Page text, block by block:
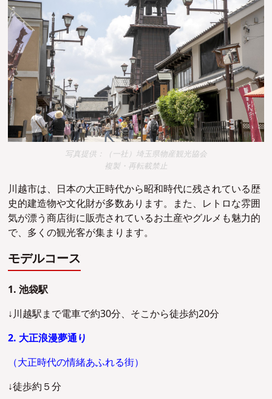
写真提供：（一社）埼玉県物産観光協会
複製・再転載禁止
川越市は、日本の大正時代から昭和時代に残されている歴
史的建造物や文化財が多数あります。また、レトロな雰囲
気が漂う商店街に販売されているお土産やグルメも魅力的
で、多くの観光客が集まります。
モデルコース
1. 池袋駅
↓川越駅まで電車で約30分、そこから徒歩約20分
2. 大正浪漫夢通り
（大正時代の情緒あふれる街）
↓徒歩約５分